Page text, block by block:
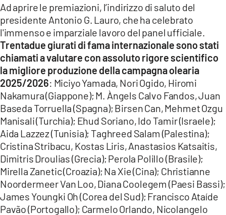
Ad aprire le premiazioni, l’indirizzo di saluto del
presidente Antonio G. Lauro, che ha celebrato
l'immenso e imparziale lavoro del panel ufficiale.
Trentadue giurati di fama internazionale sono stati
chiamati a valutare con assoluto rigore scientifico
la migliore produzione della campagna olearia
2025/2026: Miciyo Yamada, Nori Ogido, Hiromi
Nakamura (Giappone); M. Àngels Calvo Fandos, Juan
Baseda Torruella (Spagna); Birsen Can, Mehmet Ozgu
Manisali (Turchia); Ehud Soriano, Ido Tamir (Israele);
Aida Lazzez (Tunisia); Taghreed Salam (Palestina);
Cristina Stribacu, Kostas Liris, Anastasios Katsaitis,
Dimitris Droulias (Grecia); Perola Polillo (Brasile);
Mirella Zanetic (Croazia); Na Xie (Cina); Christianne
Noordermeer Van Loo, Diana Coolegem (Paesi Bassi);
James Youngki Oh (Corea del Sud); Francisco Ataíde
Pavão (Portogallo); Carmelo Orlando, Nicolangelo